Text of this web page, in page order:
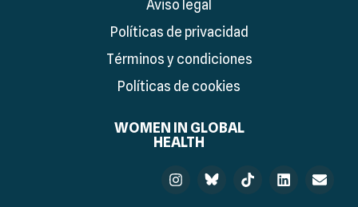
Aviso legal
Políticas de privacidad
Términos y condiciones
Políticas de cookies
WOMEN IN GLOBAL
HEALTH